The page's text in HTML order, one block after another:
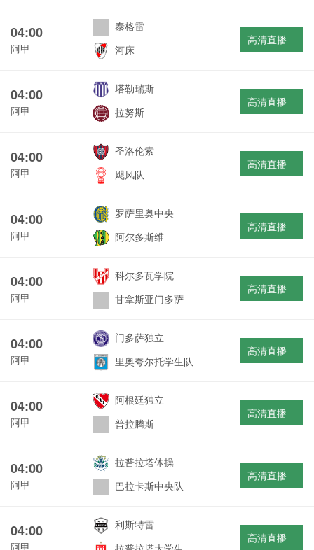
04:00
阿甲
泰格雷
河床
高清直播
04:00
阿甲
塔勒瑞斯
拉努斯
高清直播
04:00
阿甲
圣洛伦索
飓风队
高清直播
04:00
阿甲
罗萨里奥中央
阿尔多斯维
高清直播
04:00
阿甲
科尔多瓦学院
甘拿斯亚门多萨
高清直播
04:00
阿甲
门多萨独立
里奥夸尔托学生队
高清直播
04:00
阿甲
阿根廷独立
普拉腾斯
高清直播
04:00
阿甲
拉普拉塔体操
巴拉卡斯中央队
高清直播
04:00
阿甲
利斯特雷
高清直播